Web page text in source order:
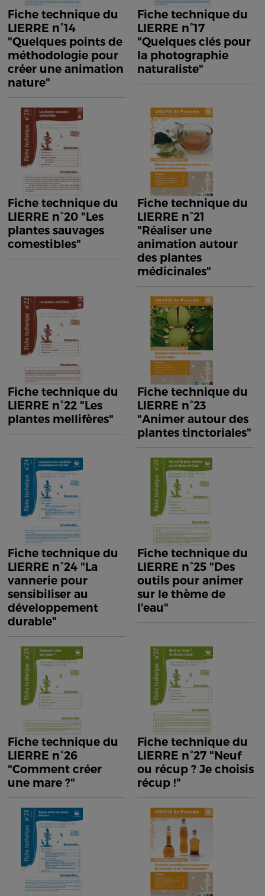
Fiche technique du
LIERRE n°14
"Quelques points de
méthodologie pour
créer une animation
nature"
Fiche technique du
LIERRE n°17
"Quelques clés pour
la photographie
naturaliste"
Fiche technique du
LIERRE n°20 "Les
plantes sauvages
comestibles"
Fiche technique du
LIERRE n°21
"Réaliser une
animation autour
des plantes
médicinales"
Fiche technique du
LIERRE n°22 "Les
plantes mellifères"
Fiche technique du
LIERRE n°23
"Animer autour des
plantes tinctoriales"
Fiche technique du
LIERRE n°24 "La
vannerie pour
sensibiliser au
développement
durable"
Fiche technique du
LIERRE n°25 "Des
outils pour animer
sur le thème de
l'eau"
Fiche technique du
LIERRE n°26
"Comment créer
une mare ?"
Fiche technique du
LIERRE n°27 "Neuf
ou récup ? Je choisis
récup !"